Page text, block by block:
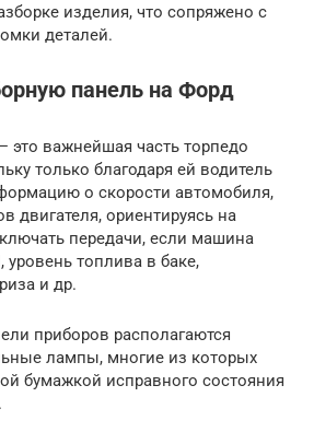
изделия, что сопряжено с
деталей.
панель на Форд
это важнейшая часть торпедо
только благодаря ей водитель
о скорости автомобиля,
двигателя, ориентируясь на
передачи, если машина
топлива в баке,
и др.
приборов располагаются
лампы, многие из которых
бумажкой исправного состояния